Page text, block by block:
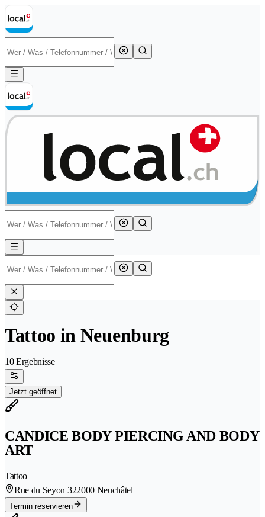
Tattoo in Neuenburg
10 Ergebnisse
Jetzt geöffnet
CANDICE BODY PIERCING AND BODY
ART
Tattoo
Rue du Seyon 322000 Neuchâtel
Termin reservieren